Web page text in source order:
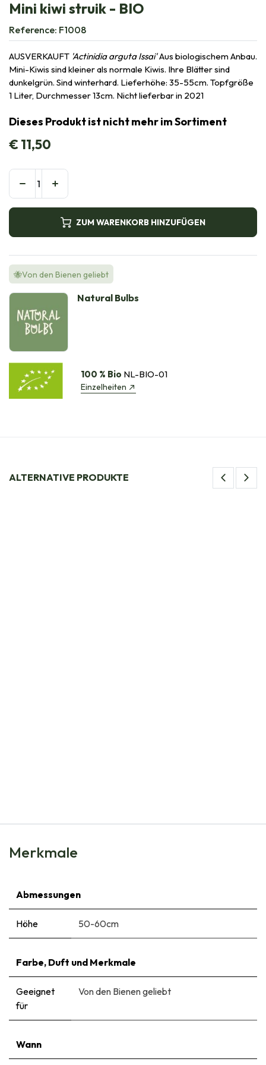
Mini kiwi struik - BIO
Reference: F1008
AUSVERKAUFT 'Actinidia arguta Issai'Aus biologischem Anbau.
Mini-Kiwis sind kleiner als normale Kiwis. Ihre Blätter sind
dunkelgrün. Sind winterhard. Lieferhöhe: 35-55cm. Topfgröße
1 Liter, Durchmesser 13cm. Nicht lieferbar in 2021
Dieses Produkt ist nicht mehr im Sortiment
€11,50
ZUM WARENKORB HINZUFÜGEN
🐝Von den Bienen geliebt
Natural Bulbs
100 % Bio NL-BIO-01
Einzelheiten
ALTERNATIVE PRODUKTE
Merkmale
Abmessungen
Höhe 50-60cm
Farbe, Duft und Merkmale
Geeignet
für
Von den Bienen geliebt
Wann